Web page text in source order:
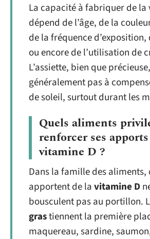
La capacité à fabriquer de la
dépend de l’âge, de la
de la fréquence
ou encore de l’utilisation de
L’assiette, bien que
généralement pas à
de soleil, surtout durant les
Quels aliments
renforcer ses
vitamine D ?
Dans la famille des aliments,
apportent de lavitamine D
bousculent pas au portillon.
grastiennent la première
maquereau, sardine,